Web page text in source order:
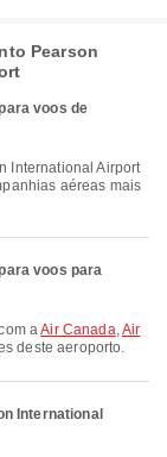
Pearson
voos de
aéreas mais
voos para
aAir Canada,Air
deste aeroporto.
International